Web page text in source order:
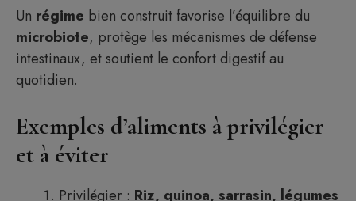
Un régime bien construit favorise l’équilibre du
microbiote, protège les mécanismes de défense
intestinaux, et soutient le confort digestif au
quotidien.
Exemples d’aliments à privilégier
et à éviter
Privilégier : Riz, quinoa, sarrasin, légumes